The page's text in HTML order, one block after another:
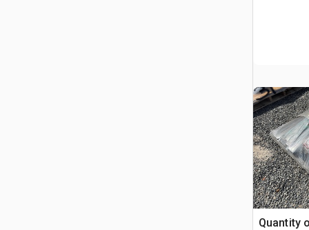
Quantity